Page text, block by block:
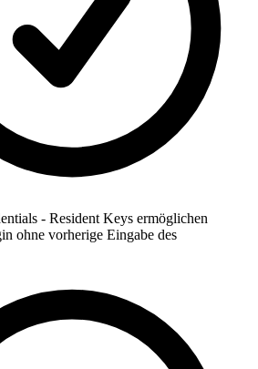
- Resident Keys ermöglichen
ohne vorherige Eingabe des